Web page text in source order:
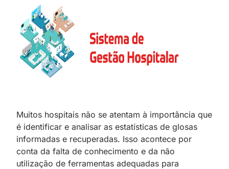
Muitos hospitais não se atentam à importância que
é identificar e analisar as estatísticas de glosas
informadas e recuperadas. Isso acontece por
conta da falta de conhecimento e da não
utilização de ferramentas adequadas para